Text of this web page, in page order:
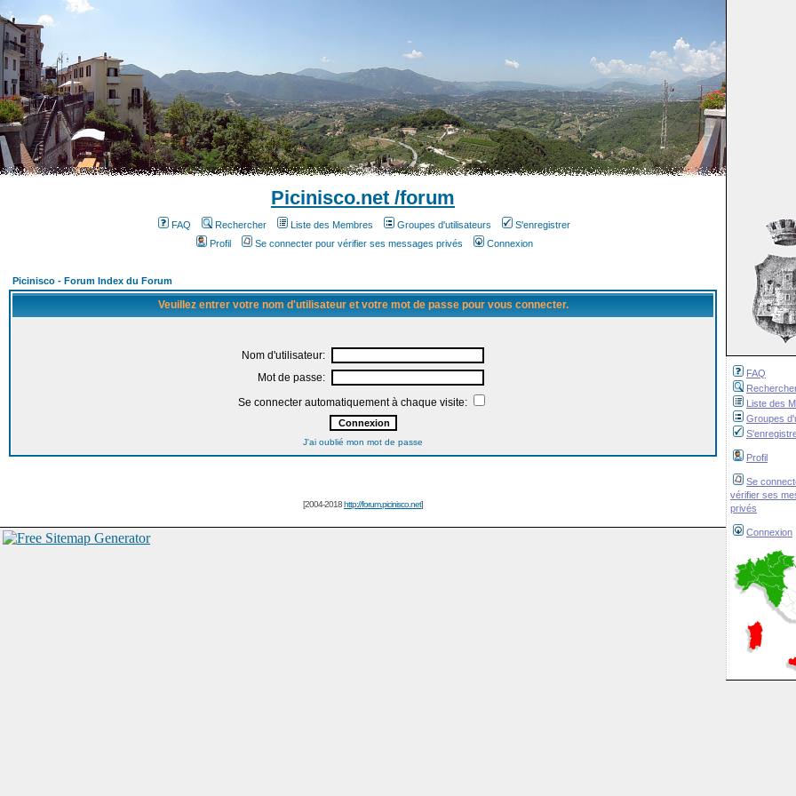
FAQ
Liste des
Groupes
Profil
Se
vérifier ses
privés
Connexion
Picinisco.net /forum
FAQ Rechercher Liste des Membres Groupes d'utilisateurs
S'enregistrer
Profil
Se connecter pour vérifier ses messages privés Connexion
Picinisco - Forum Index du Forum
Veuillez entrer votre nom d'utilisateur et votre mot de passe pour vous connecter.
Nom d'utilisateur:
Mot de passe:
Se connecter automatiquement à chaque visite:
J'ai oublié mon mot de passe
[2004-2018http://forum.picinisco.net]